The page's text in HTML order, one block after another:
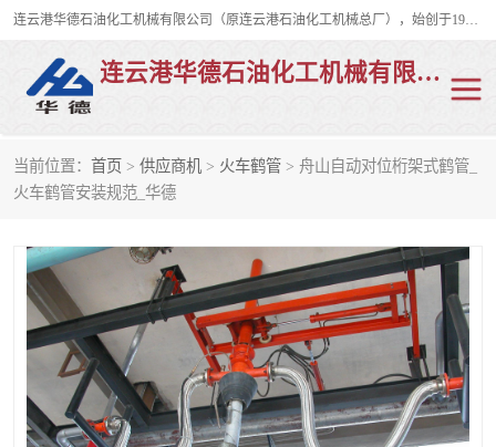
连云港华德石油化工机械有限公司（原连云港石油化工机械总厂），始创于1982年，是从事码头船用流体装卸臂、陆用流体装卸臂（鹤管）、活动梯、钢构平台、定量装车系统等全系列流体装卸设备的设计、制造、销售以及服务的专业供应商。
连云港华德石油化工机械有限公司
当前位置： 首页 > 供应商机 > 火车鹤管 > 舟山自动对位桁架式鹤管_
火车鹤管安装规范_华德
陆用流体装卸臂
液氨鹤管 液氯鹤管
LNG鹤管 活动梯
平台栈桥 卸车鹤管
装车鹤管 输油臂